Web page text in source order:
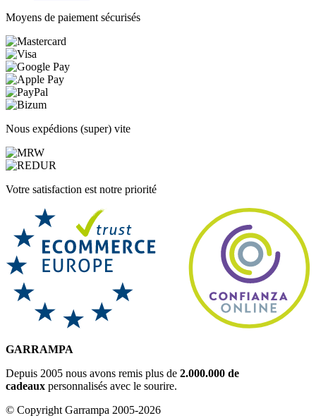
Moyens de paiement sécurisés
Nous expédions (super) vite
Votre satisfaction est notre priorité
GARRAMPA
Depuis 2005 nous avons remis plus de 2.000.000 de
cadeaux personnalisés avec le sourire.
© Copyright Garrampa 2005-2026